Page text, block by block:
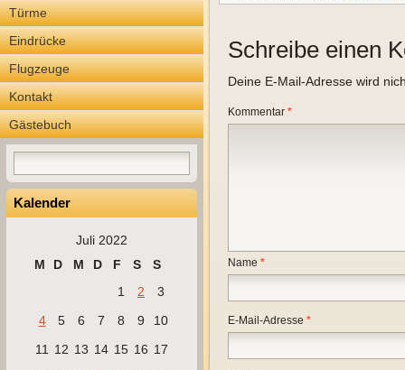
Türme
Eindrücke
Flugzeuge
Kontakt
Gästebuch
Kalender
Juli 2022
M
D M D F S
S
1
2
3
4
5 6 7 8 9
10
11
12 13 14 15 16 17
Schreibe einen
Deine E-Mail-Adresse wird
Kommentar *
Name *
E-Mail-Adresse *